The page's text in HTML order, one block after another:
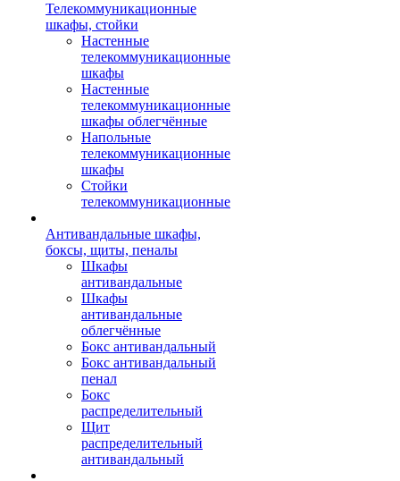
Телекоммуникационные
шкафы, стойки
Настенные
телекоммуникационные
шкафы
Настенные
телекоммуникационные
шкафы облегчённые
Напольные
телекоммуникационные
шкафы
Стойки
телекоммуникационные
Антивандальные шкафы,
боксы, щиты, пеналы
Шкафы
антивандальные
Шкафы
антивандальные
облегчённые
Бокс антивандальный
Бокс антивандальный
пенал
Бокс
распределительный
Щит
распределительный
антивандальный